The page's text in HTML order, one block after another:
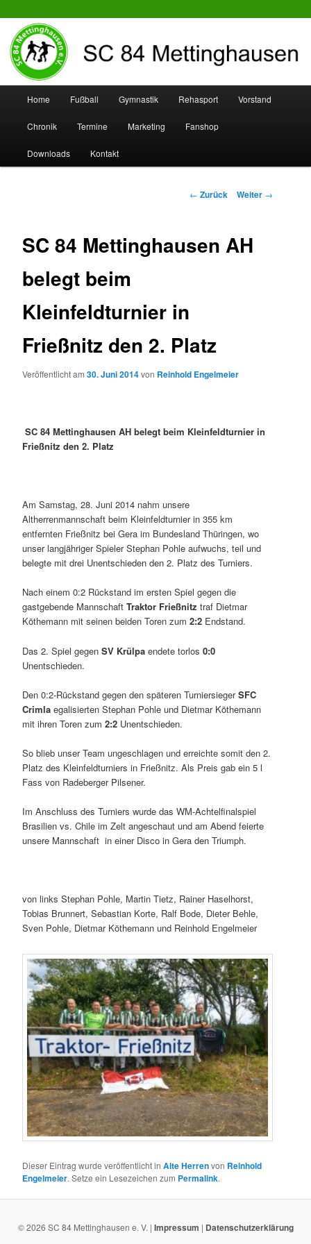
SC 84 Mettinghausen
Zum
Inhalt
wechseln
Zum
sekundären
Inhalt
Home Fußball Gymnastik Rehasport Vorstand
Chronik Termine Marketing Fanshop
Downloads Kontakt
Beitrags-
← Zurück Weiter →
SC 84 Mettinghausen AH
belegt beim
Kleinfeldturnier in
Frießnitz den 2. Platz
Veröffentlicht am30. Juni 2014von Reinhold Engelmeier
SC 84 Mettinghausen AH belegt beim Kleinfeldturnier in
Frießnitz den 2. Platz
Am Samstag, 28. Juni 2014 nahm unsere
Altherrenmannschaft beim Kleinfeldturnier in 355 km
entfernten Frießnitz bei Gera im Bundesland Thüringen, wo
unser langjähriger Spieler Stephan Pohle aufwuchs, teil und
belegte mit drei Unentschieden den 2. Platz des Turniers.
Nach einem 0:2 Rückstand im ersten Spiel gegen die
gastgebende MannschaftTraktor Frießnitz traf Dietmar
Köthemann mit seinen beiden Toren zum2:2 Endstand.
Das 2. Spiel gegenSV Krülpa endete torlos0:0
Unentschieden.
Den 0:2-Rückstand gegen den späteren TurniersiegerSFC
Crimla egalisierten Stephan Pohle und Dietmar Köthemann
mit ihren Toren zum2:2 Unentschieden.
So blieb unser Team ungeschlagen und erreichte somit den 2.
Platz des Kleinfeldturniers in Frießnitz. Als Preis gab ein 5 l
Fass von Radeberger Pilsener.
Im Anschluss des Turniers wurde das WM-Achtelfinalspiel
Brasilien vs. Chile im Zelt angeschaut und am Abend feierte
unsere Mannschaft in einer Disco in Gera den Triumph.
von links Stephan Pohle, Martin Tietz, Rainer Haselhorst,
Tobias Brunnert, Sebastian Korte, Ralf Bode, Dieter Behle,
Sven Pohle, Dietmar Köthemann und Reinhold Engelmeier
Dieser Eintrag wurde veröffentlicht inAlte Herrenvon Reinhold
Engelmeier. Setze ein Lesezeichen zum Permalink.
© 2026 SC 84 Mettinghausen e. V. | Impressum | Datenschutzerklärung